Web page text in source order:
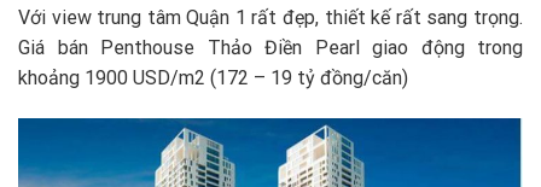
Với view trung tâm Quận 1 rất đẹp, thiết kế rất sang trọng.
Giá bán Penthouse Thảo Điền Pearl giao động trong
khoảng 1900 USD/m2 (172 – 19 tỷ đồng/căn)